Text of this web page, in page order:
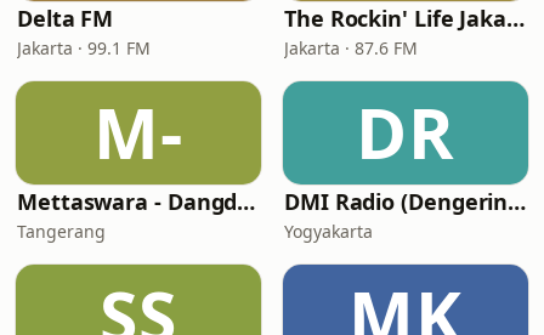
Delta FM
Jakarta · 99.1 FM
The Rockin' Life Jakarta (TRL FM)
Jakarta · 87.6 FM
M-
Mettaswara - Dangdut
Tangerang
DR
DMI Radio (Dengerin Musik Indonesia)
Yogyakarta
SS MK